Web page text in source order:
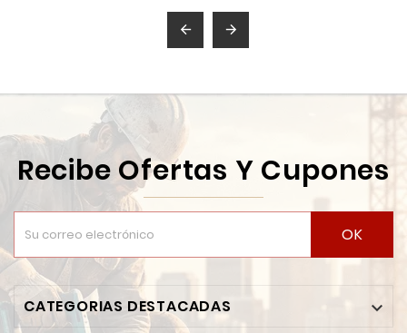
 
Recibe Ofertas Y Cupones
OK
CATEGORIAS DESTACADAS 